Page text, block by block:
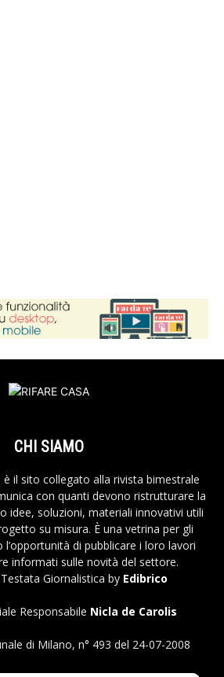
CHI SIAMO
il sito collegato alla rivista bimestrale
con quanti devono ristrutturare la
idee, soluzioni, materiali innovativi utili
su misura. È una vetrina per gli
di pubblicare i loro lavori
informati sulle novità del settore.
Giornalistica by Edibrico
Responsabile Nicla de Carolis
di Milano, n° 493 del 24-07-2008